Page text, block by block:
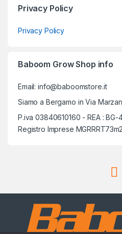
Privacy Policy
Privacy Policy
Baboom Grow Shop info
Email: info@baboomstore.it
Siamo a Bergamo in Via
P.iva 03840610160 - REA : BG-
Registro Imprese